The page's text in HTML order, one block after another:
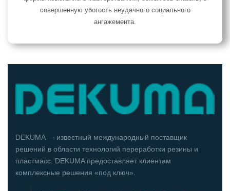
совершенную убогость неудачного социального
ангажемента.
DEKUMA — известный международный поставщик
решений в области технологий переработки резины и
пластмасс. DEKUMA предоставляет клиентам
комплексные решения «под ключ».